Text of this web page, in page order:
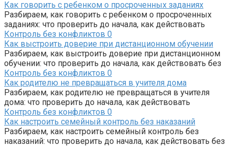
Как говорить с ребенком о просроченных заданиях
Разбираем, как говорить с ребенком о просроченных
заданиях: что проверить до начала, как действовать
Контроль без конфликтов 0
Как выстроить доверие при дистанционном обучении
Разбираем, как выстроить доверие при дистанционном
обучении: что проверить до начала, как действовать без
Контроль без конфликтов 0
Как родителю не превращаться в учителя дома
Разбираем, как родителю не превращаться в учителя
дома: что проверить до начала, как действовать
Контроль без конфликтов 0
Как настроить семейный контроль без наказаний
Разбираем, как настроить семейный контроль без
наказаний: что проверить до начала, как действовать без